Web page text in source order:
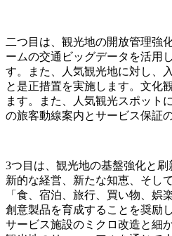
二つ目は、観光地の開放管理強
ームの交通ビッグデータを活用
す。また、人気観光地に対し、
と是正措置を実施します。文化
ます。また、人気観光スポット
の旅客動線案内とサービス保証
3つ目は、観光地の基盤強化と
新的な経営、新たな知恵、そし
「食、宿泊、旅行、買い物、
創意製品を育成することを奨励
サービス施設のミクロ改造と細